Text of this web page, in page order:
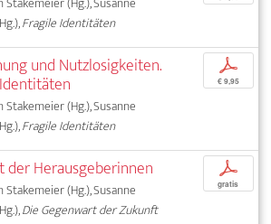
Fragile Identitäten
und Nutzlosigkeiten.
Stakemeier (Hg.), Susanne
Fragile Identitäten
p
€ 9,95
der Herausgeberinnen
Stakemeier (Hg.), Susanne
Die Gegenwart der Zukunft
p
gratis